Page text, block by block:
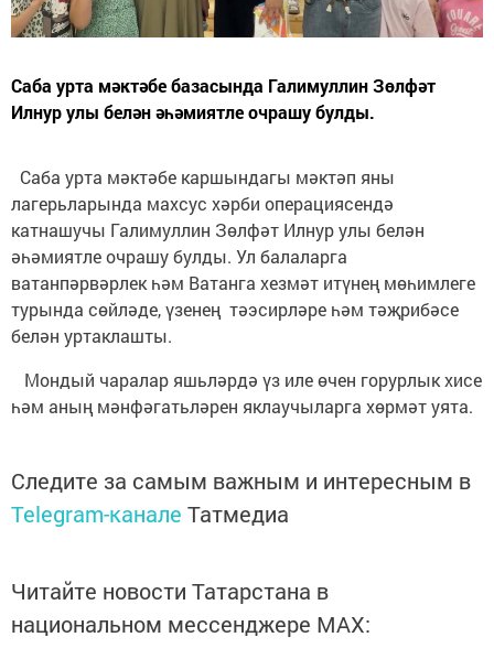
Саба урта мәктәбе базасында Галимуллин Зөлфәт
Илнур улы белән әһәмиятле очрашу булды.
Саба урта мәктәбе каршындагы мәктәп яны
лагерьларында махсус хәрби операциясендә
катнашучы Галимуллин Зөлфәт Илнур улы белән
әһәмиятле очрашу булды. Ул балаларга
ватанпәрвәрлек һәм Ватанга хезмәт итүнең мөһимлеге
турында сөйләде, үзенең тәэсирләре һәм тәҗрибәсе
белән уртаклашты.
Мондый чаралар яшьләрдә үз иле өчен горурлык хисе
һәм аның мәнфәгатьләрен яклаучыларга хөрмәт уята.
Следите за самым важным и интересным в
Telegram-канале Татмедиа
Читайте новости Татарстана в
национальном мессенджере MАХ: